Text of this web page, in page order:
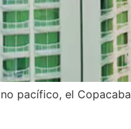
pacífico, el